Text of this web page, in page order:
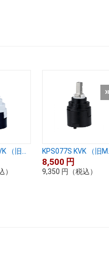
（旧...
）
KPS077S KVK （旧M...
8,500 円
9,350 円 （税込）